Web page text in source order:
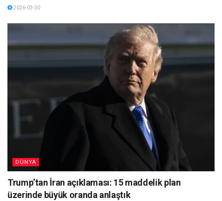
2026-03-30
DÜNYA
Trump’tan İran açıklaması: 15 maddelik plan
üzerinde büyük oranda anlaştık